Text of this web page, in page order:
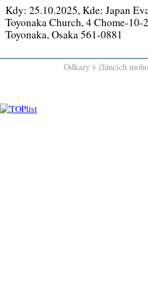
Kdy: 25.10.2025, Kde: Japan
Toyonaka Church, 4 Chome-10-
Toyonaka, Osaka 561-0881
Odkazy v článcích